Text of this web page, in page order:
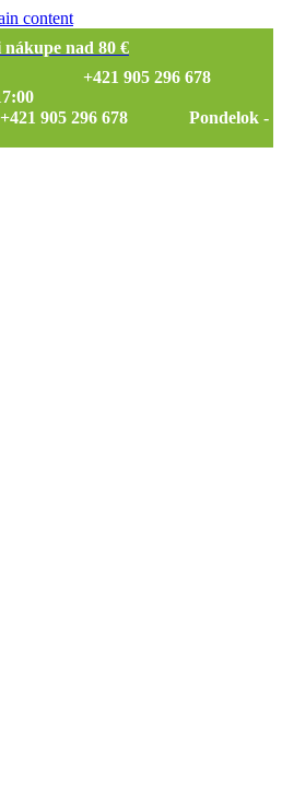
content
nad 80 €
+421 905 296 678
+421 905 296 678 Pondelok -